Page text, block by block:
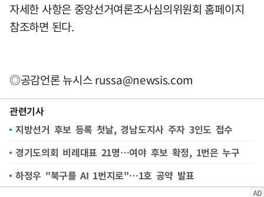
자세한 사항은 중앙선거여론조사심의위원회 홈페이지
참조하면 된다.
◎공감언론 뉴시스russa@newsis.com
관련기사
지방선거 후보 등록 첫날, 경남도지사 주자 3인도 접수
경기도의회 비례대표 21명…여야 후보 확정, 1번은 누구
하정우 "북구를 AI 1번지로"…1호 공약 발표